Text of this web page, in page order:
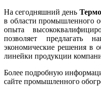
На сегодняшний день
в области промышленного
опыта
позволяет предлагать
экономические решения в
линейки продукции
Более подробную
сайте промышленного